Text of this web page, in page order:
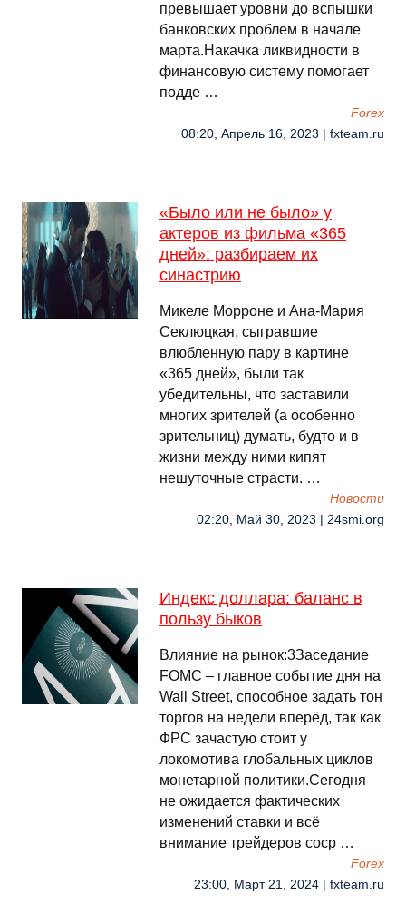
превышает уровни до вспышки
банковских проблем в начале
марта.Накачка ликвидности в
финансовую систему помогает
подде …
Forex
08:20, Апрель 16, 2023 | fxteam.ru
«Было или не было» у
актеров из фильма «365
дней»: разбираем их
синастрию
Микеле Морроне и Ана-Мария
Секлюцкая, сыгравшие
влюбленную пару в картине
«365 дней», были так
убедительны, что заставили
многих зрителей (а особенно
зрительниц) думать, будто и в
жизни между ними кипят
нешуточные страсти. …
Новости
02:20, Май 30, 2023 | 24smi.org
Индекс доллара: баланс в
пользу быков
Влияние на рынок:3Заседание
FOMC – главное событие дня на
Wall Street, способное задать тон
торгов на недели вперёд, так как
ФРС зачастую стоит у
локомотива глобальных циклов
монетарной политики.Сегодня
не ожидается фактических
изменений ставки и всё
внимание трейдеров соср …
Forex
23:00, Март 21, 2024 | fxteam.ru